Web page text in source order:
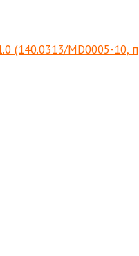
(140.0313/MD0005-10,